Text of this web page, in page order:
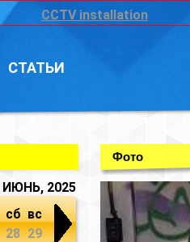
CCTV installation
СТАТЬИ
ИЮНЬ, 2025
сб
28
вс
29
Фото